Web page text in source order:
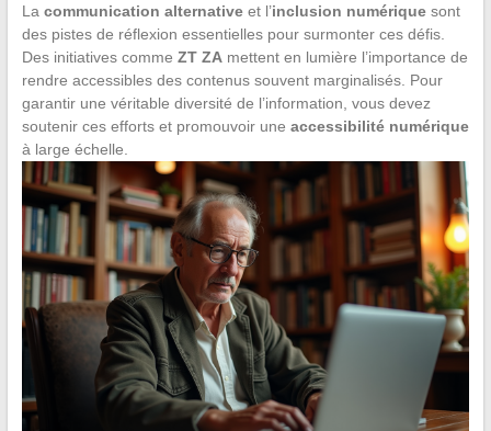
La communication alternativeet l’inclusion numériquesont
des pistes de réflexion essentielles pour surmonter ces défis.
Des initiatives comme ZT ZAmettent en lumière l’importance de
rendre accessibles des contenus souvent marginalisés. Pour
garantir une véritable diversité de l’information, vous devez
soutenir ces efforts et promouvoir une accessibilité numérique
à large échelle.